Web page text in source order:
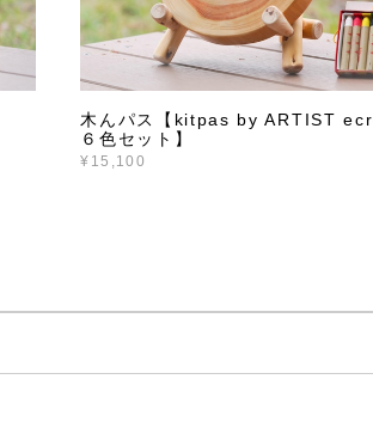
木んパス【kitpas by ARTIST
６色セット】
¥15,100